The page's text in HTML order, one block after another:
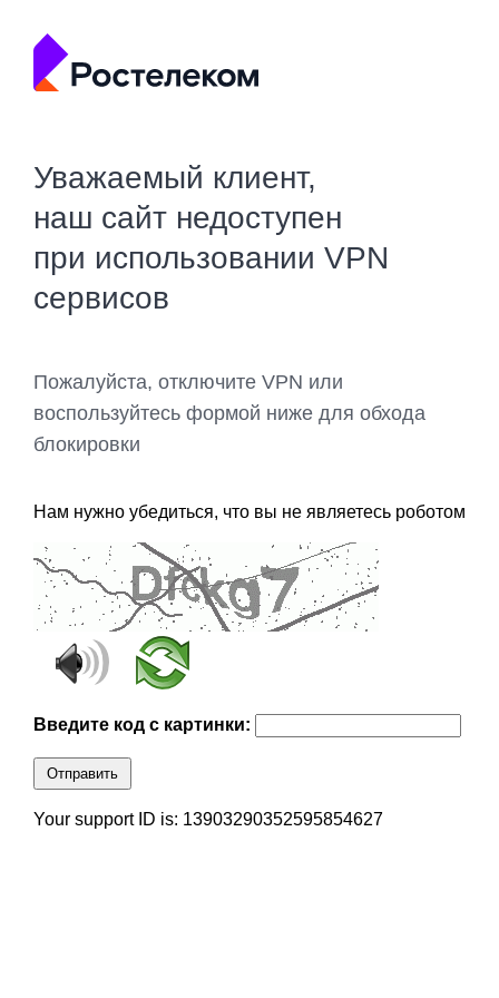
Уважаемый клиент,
наш сайт недоступен
при использовании VPN
сервисов
Пожалуйста, отключите VPN или
воспользуйтесь формой ниже для обхода
блокировки
Нам нужно убедиться, что вы не являетесь роботом
Введите код с картинки:
Отправить
Your support ID is: 13903290352595854627